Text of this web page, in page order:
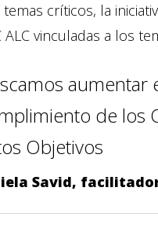
críticos, la
ALC vinculadas a los
aumentar
de los
Objetivos
Savid,